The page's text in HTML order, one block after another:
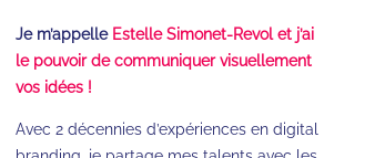
Je m’appelle Estelle Simonet-Revol et j’ai
le pouvoir de communiquer visuellement
vos idées !
Avec 2 décennies d’expériences en digital